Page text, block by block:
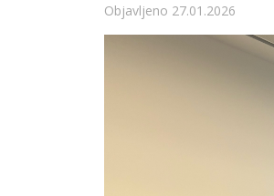
Detalji
Objavljeno 27.01.2026